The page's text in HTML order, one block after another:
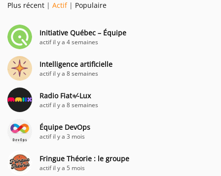
Plus récent | Actif | Populaire
Initiative Québec – Équipe
actif il y a 4 semaines
Intelligence artificielle
actif il y a 8 semaines
Radio Fiat+⁄-Lux
actif il y a 8 semaines
Équipe DevOps
actif il y a 3 mois
Fringue Théorie : le groupe
actif il y a 5 mois